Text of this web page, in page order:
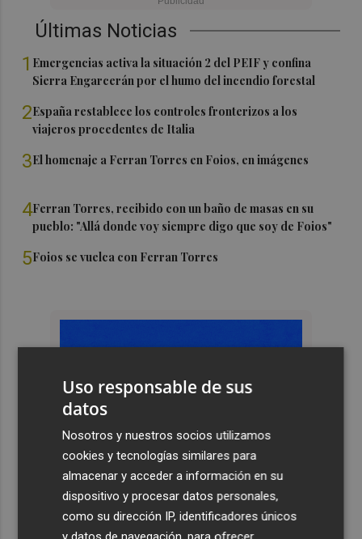
Últimas Noticias
1 Emergencias activa la situación 2 del PEIF y confina
Sierra Engarcerán por el humo del incendio forestal
2España restablece los controles fronterizos a los
viajeros procedentes de Italia
3El homenaje a Ferran Torres en Foios, en imágenes
4Ferran Torres, recibido con un baño de masas en su
pueblo: "Allá donde voy siempre digo que soy de Foios"
5Foios se vuelca con Ferran Torres
Uso responsable de sus
datos
Nosotros y nuestros socios utilizamos
cookies y tecnologías similares para
almacenar y acceder a información en su
dispositivo y procesar datos personales,
como su dirección IP, identificadores únicos